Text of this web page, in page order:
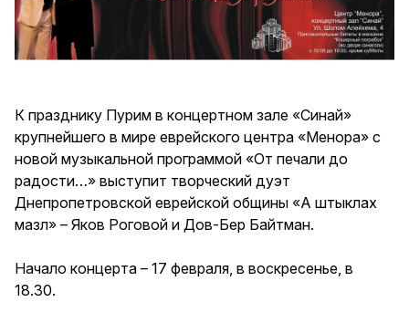
К празднику Пурим в концертном зале «Синай»
крупнейшего в мире еврейского центра «Менора» с
новой музыкальной программой «От печали до
радости…» выступит творческий дуэт
Днепропетровской еврейской общины «А штыклах
мазл» – Яков Роговой и Дов-Бер Байтман.
Начало концерта – 17 февраля, в воскресенье, в
18.30.